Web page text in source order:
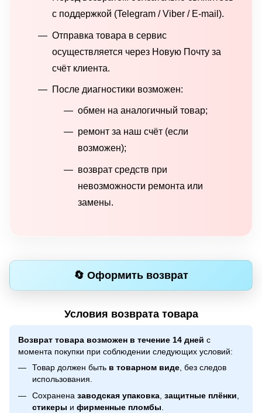
с поддержкой (Telegram / Viber / E-mail).
Отправка товара в сервис
осуществляется через Новую Почту за
счёт клиента.
После диагностики возможен:
обмен на аналогичный товар;
ремонт за наш счёт (если
возможен);
возврат средств при
невозможности ремонта или
замены.
🔄 Оформить возврат
Условия возврата товара
Возврат товара возможен в течение 14 дней с
момента покупки при соблюдении следующих условий:
Товар должен быть в товарном виде , без следов
использования.
Сохранена заводская упаковка, защитные плёнки,
стикеры и фирменные пломбы.